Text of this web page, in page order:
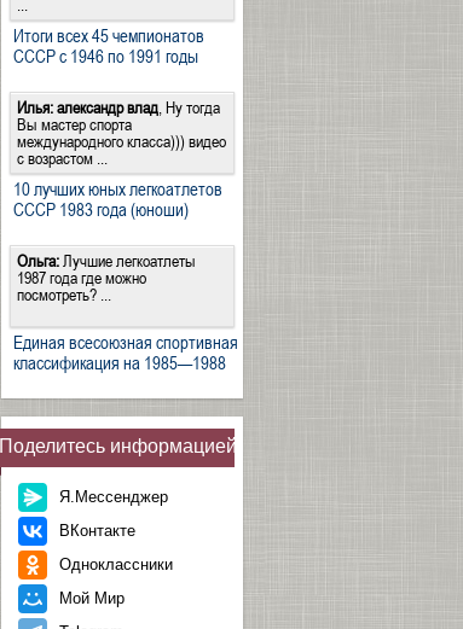
Итоги всех 45 чемпионатов
СССР с 1946 по 1991 годы
Илья:александр влад , Ну тогда
Вы мастер спорта
международного класса))) видео
с возрастом ...
10 лучших юных легкоатлетов
СССР 1983 года (юноши)
Ольга: Лучшие легкоатлеты
1987 года где можно
посмотреть? ...
Единая всесоюзная спортивная
классификация на 1985—1988
Поделитесь информацией
Я.Мессенджер
ВКонтакте
Одноклассники
Мой Мир